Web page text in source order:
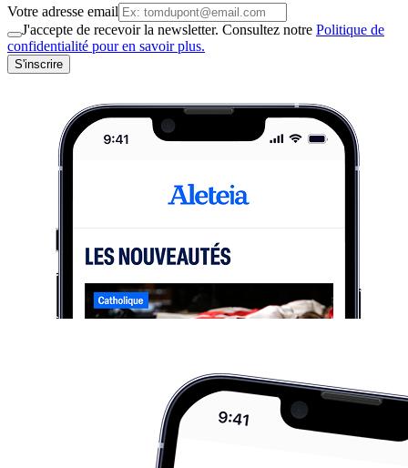
Votre adresse email
J'accepte de recevoir la newsletter. Consultez notre Politique de
confidentialité pour en savoir plus.
S'inscrire